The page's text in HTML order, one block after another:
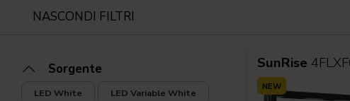
NASCONDI FILTRI
Sorgente
LED White LED Variable White
SunRise
NEW